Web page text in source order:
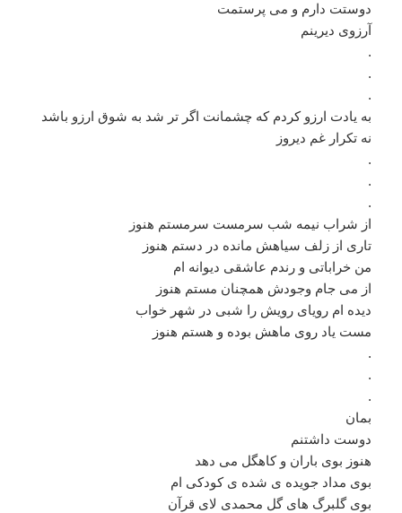
دوستت دارم و می پرستمت
آرزوی دیرینم
.
.
.
به یادت ارزو کردم که چشمانت اگر تر شد به شوق ارزو باشد
نه تکرار غم دیروز
.
.
.
از شراب نیمه شب سرمست سرمستم هنوز
تاری از زلف سیاهش مانده در دستم هنوز
من خراباتی و رندم عاشقی دیوانه ام
از می جام وجودش همچنان مستم هنوز
دیده ام رویای رویش را شبی در شهر خواب
مست یاد روی ماهش بوده و هستم هنوز
.
.
.
بمان
دوست داشتنم
هنوز بوی باران و کاهگل می دهد
بوی مداد جویده ی شده ی کودکی ام
بوی گلبرگ های گل محمدی لای قرآن